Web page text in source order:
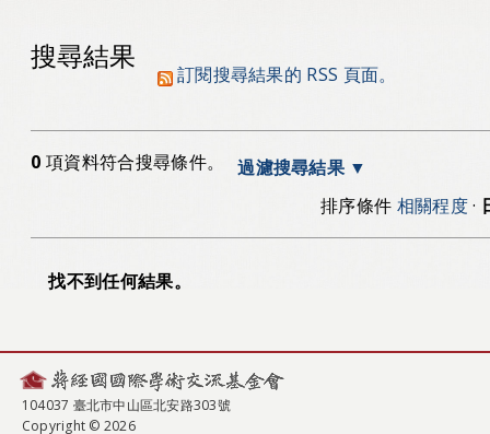
搜尋結果
訂閱搜尋結果的 RSS 頁面。
0 項資料符合搜尋條件。
過濾搜尋結果
排序條件 相關程度·
找不到任何結果。
104037 臺北市中山區北安路303號
Copyright © 2026